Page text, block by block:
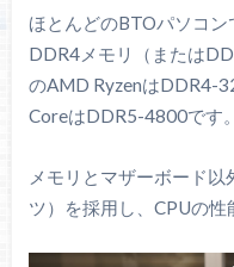
ト
Platinum）
OS
Windows 11
23H2
（KB5041587
電源ユニッ
ト
850 W（80
Platinum）
Windows 11
（
み）
W
W
ほとんどのBTOパソコ
DDR4メモリ（または
のAMD RyzenはDDR4-
CoreはDDR5-4800です。
メモリとマザーボード
ツ）を採用し、CPUの性